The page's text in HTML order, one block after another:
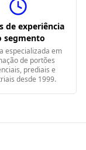
de experiência
segmento
especializada em
de portões
prediais e
desde 1999.